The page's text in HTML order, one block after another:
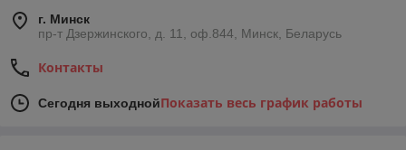
г. Минск
пр-т Дзержинского, д. 11, оф.844, Минск, Беларусь
Контакты
Сегодня выходнойПоказать весь график работы